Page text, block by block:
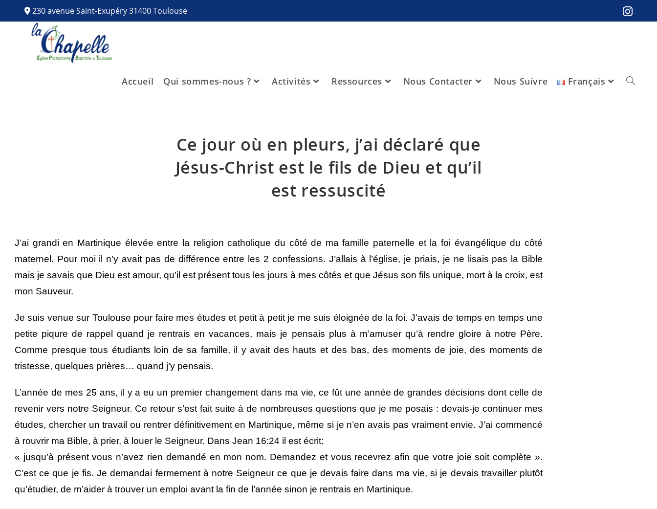
230 avenue Saint-Exupéry 31400 Toulouse
Accueil Qui sommes-nous ? Activités Ressources Nous Contacter Nous Suivre Français
Ce jour où en pleurs, j’ai déclaré que
Jésus-Christ est le fils de Dieu et qu’il
est ressuscité
J’ai grandi en Martinique élevée entre la religion catholique du côté de ma famille paternelle et la foi évangélique du côté
maternel. Pour moi il n’y avait pas de différence entre les 2 confessions. J’allais à l’église, je priais, je ne lisais pas la Bible
mais je savais que Dieu est amour, qu’il est présent tous les jours à mes côtés et que Jésus son fils unique, mort à la croix, est
mon Sauveur.
Je suis venue sur Toulouse pour faire mes études et petit à petit je me suis éloignée de la foi. J’avais de temps en temps une
petite piqure de rappel quand je rentrais en vacances, mais je pensais plus à m’amuser qu’à rendre gloire à notre Père.
Comme presque tous étudiants loin de sa famille, il y avait des hauts et des bas, des moments de joie, des moments de
tristesse, quelques prières… quand j’y pensais.
L’année de mes 25 ans, il y a eu un premier changement dans ma vie, ce fût une année de grandes décisions dont celle de
revenir vers notre Seigneur. Ce retour s’est fait suite à de nombreuses questions que je me posais : devais-je continuer mes
études, chercher un travail ou rentrer définitivement en Martinique, même si je n’en avais pas vraiment envie. J’ai commencé
à rouvrir ma Bible, à prier, à louer le Seigneur. Dans Jean 16:24 il est écrit:
« jusqu’à présent vous n’avez rien demandé en mon nom. Demandez et vous recevrez afin que votre joie soit complète ».
C’est ce que je fis. Je demandai fermement à notre Seigneur ce que je devais faire dans ma vie, si je devais travailler plutôt
qu’étudier, de m’aider à trouver un emploi avant la fin de l’année sinon je rentrais en Martinique.